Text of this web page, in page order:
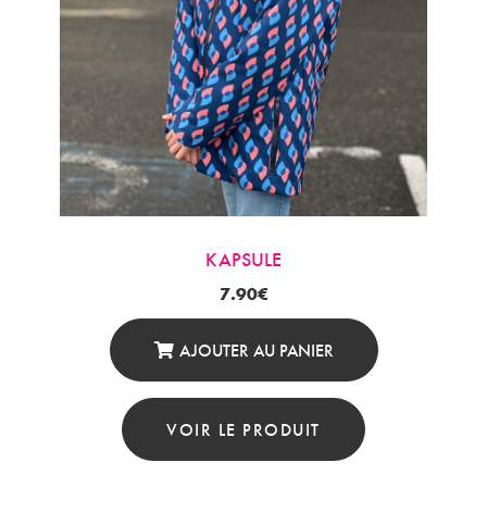
KAPSULE
7.90€
AJOUTER AU PANIER
VOIR LE PRODUIT